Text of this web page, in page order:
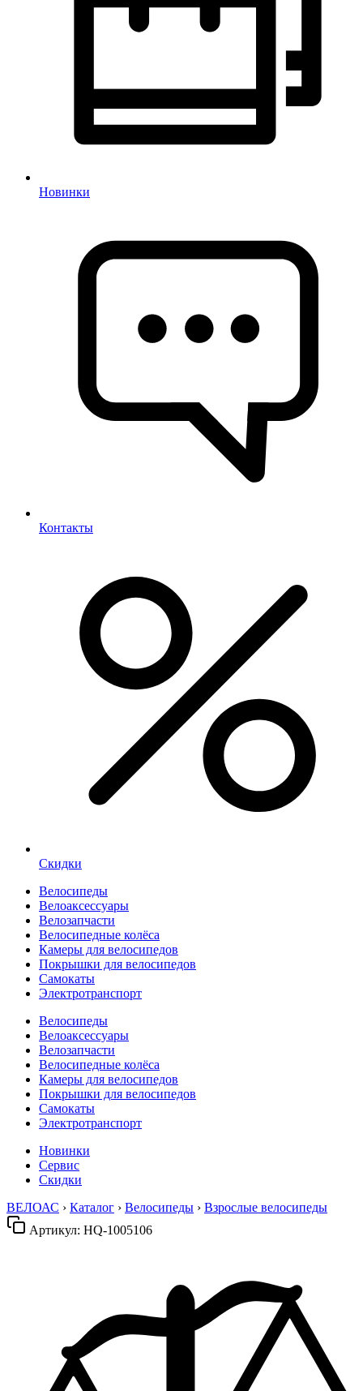
Новинки
Контакты
Скидки
Велосипеды
Велоаксессуары
Велозапчасти
Велосипедные колёса
Камеры для велосипедов
Покрышки для велосипедов
Самокаты
Электротранспорт
Велосипеды
Велоаксессуары
Велозапчасти
Велосипедные колёса
Камеры для велосипедов
Покрышки для велосипедов
Самокаты
Электротранспорт
Новинки
Сервис
Скидки
ВЕЛОАС › Каталог › Велосипеды › Взрослые велосипеды
Артикул: HQ-1005106